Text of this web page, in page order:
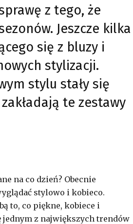
z tego, że
Jeszcze kilka
się z bluzy i
stylizacji.
stylu stały się
te zestawy
na co dzień? Obecnie
stylowo i kobieco.
to, co piękne, kobiece i
jednym z największych trendów